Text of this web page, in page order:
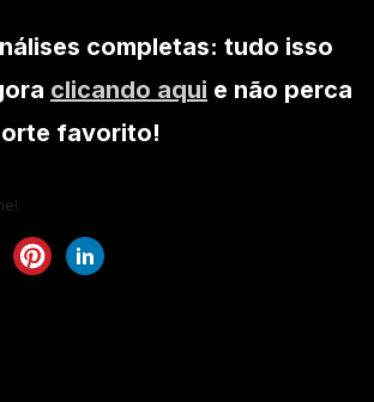
completas: tudo isso
clicando aqui e não perca
favorito!